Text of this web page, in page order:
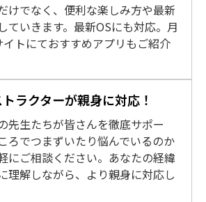
けでなく、便利な楽しみ方や最新
ていきます。最新OSにも対応。月
トにておすすめアプリもご紹介
ラクターが親身に対応！
先生たちが皆さんを徹底サポー
ろでつまずいたり悩んでいるのか
にご相談ください。あなたの経緯
理解しながら、より親身に対応し